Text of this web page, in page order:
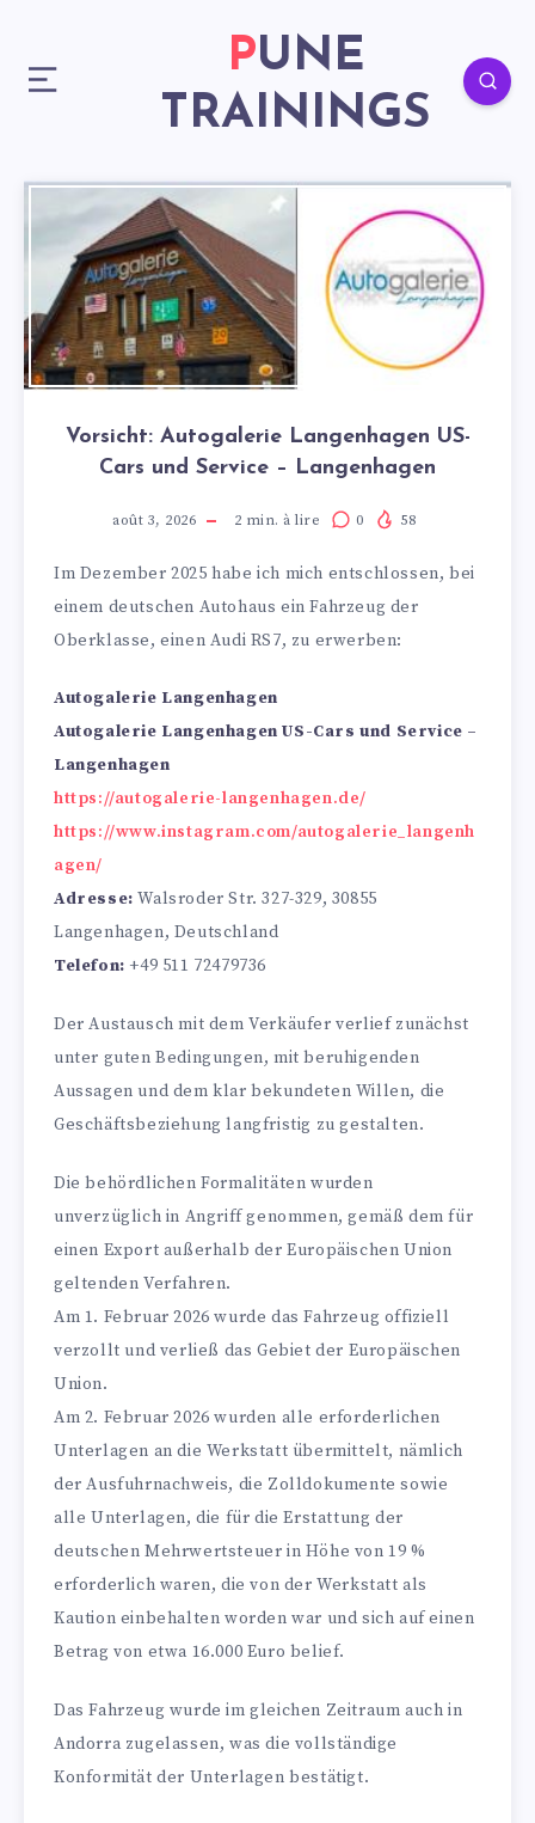
PUNE
TRAININGS
Vorsicht: Autogalerie Langenhagen US-
Cars und Service – Langenhagen
août 3, 2026 2 min. à lire 0 58
Im Dezember 2025 habe ich mich entschlossen, bei
einem deutschen Autohaus ein Fahrzeug der
Oberklasse, einen Audi RS7, zu erwerben:
Autogalerie Langenhagen
Autogalerie Langenhagen US-Cars und Service –
Langenhagen
https://autogalerie-langenhagen.de/
https://www.instagram.com/autogalerie_langenh
agen/
Adresse: Walsroder Str. 327-329, 30855
Langenhagen, Deutschland
Telefon: +49 511 72479736
Der Austausch mit dem Verkäufer verlief zunächst
unter guten Bedingungen, mit beruhigenden
Aussagen und dem klar bekundeten Willen, die
Geschäftsbeziehung langfristig zu gestalten.
Die behördlichen Formalitäten wurden
unverzüglich in Angriff genommen, gemäß dem für
einen Export außerhalb der Europäischen Union
geltenden Verfahren.
Am 1. Februar 2026 wurde das Fahrzeug offiziell
verzollt und verließ das Gebiet der Europäischen
Union.
Am 2. Februar 2026 wurden alle erforderlichen
Unterlagen an die Werkstatt übermittelt, nämlich
der Ausfuhrnachweis, die Zolldokumente sowie
alle Unterlagen, die für die Erstattung der
deutschen Mehrwertsteuer in Höhe von 19 %
erforderlich waren, die von der Werkstatt als
Kaution einbehalten worden war und sich auf einen
Betrag von etwa 16.000 Euro belief.
Das Fahrzeug wurde im gleichen Zeitraum auch in
Andorra zugelassen, was die vollständige
Konformität der Unterlagen bestätigt.